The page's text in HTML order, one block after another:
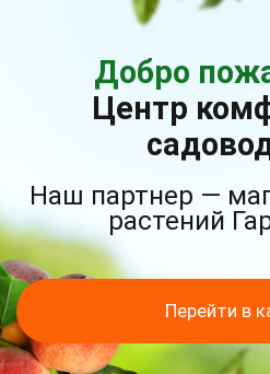
Добро
Центр
Наш партнер —
растений
Перейти в